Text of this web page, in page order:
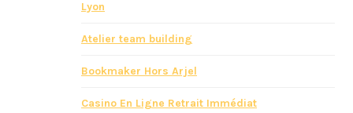
Lyon
Atelier team building
Bookmaker Hors Arjel
Casino En Ligne Retrait Immédiat